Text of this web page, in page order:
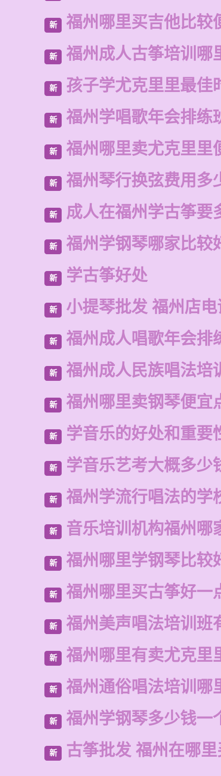
新 福州哪里买吉他比较
新 福州成人古筝培训哪
新 孩子学尤克里里最佳
新 福州学唱歌年会排练
新 福州哪里卖尤克里里
新 福州琴行换弦费用多
新 成人在福州学古筝要
新 福州学钢琴哪家比较
新 学古筝好处
新 小提琴批发 福州店电
新 福州成人唱歌年会排
新 福州成人民族唱法培
新 福州哪里卖钢琴便宜
新 学音乐的好处和重要
新 学音乐艺考大概多少
新 福州学流行唱法的学
新 音乐培训机构福州哪
新 福州哪里学钢琴比较
新 福州哪里买古筝好一
新 福州美声唱法培训班
新 福州哪里有卖尤克里
新 福州通俗唱法培训哪
新 福州学钢琴多少钱一
新 古筝批发 福州在哪